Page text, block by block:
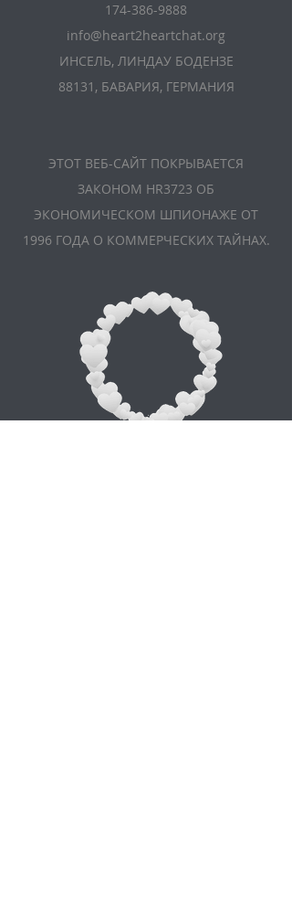
174-386-9888
info@heart2heartchat.org
ИНСЕЛЬ, ЛИНДАУ БОДЕНЗЕ
88131, БАВАРИЯ, ГЕРМАНИЯ
ЭТОТ ВЕБ-САЙТ ПОКРЫВАЕТСЯ
ЗАКОНОМ HR3723 ОБ
ЭКОНОМИЧЕСКОМ ШПИОНАЖЕ ОТ
1996 ГОДА О КОММЕРЧЕСКИХ ТАЙНАХ.